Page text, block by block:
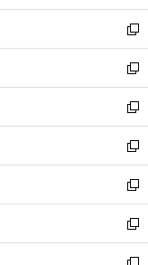
開
く
ウ
で
開
く
ン
ド
ウ
で
開
く
ウ
ィ
ン
ド
ウ
で
開
く
新
し
い
ウ
ィ
ン
ド
ウ
で
開
く
新
し
い
ウ
ィ
ン
ド
ウ
で
開
く
新
し
い
ウ
ィ
ン
ド
ウ
新
し
い
ウ
ィ
ン
新
し
い
ウ
新
し